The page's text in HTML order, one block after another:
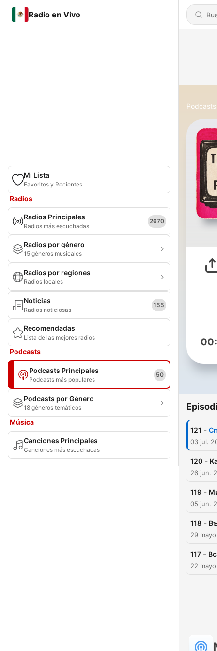
Radio en Vivo
Mi Lista
Favoritos y Recientes
Radios
Radios Principales
Radios más escuchadas
2670
Radios por género
15 géneros musicales
Radios por regiones
Radios locales
Noticias
Radios noticiosas
155
Recomendadas
Lista de las mejores radios
Podcasts
Podcasts Principales
Podcasts más populares
50
Podcasts por Género
18 géneros temáticos
Música
Canciones Principales
Canciones más escuchadas
Podcasts
121 -
03 jul.
120 -
26 jun.
119 -
05 jun.
118 -
29
117 -
22